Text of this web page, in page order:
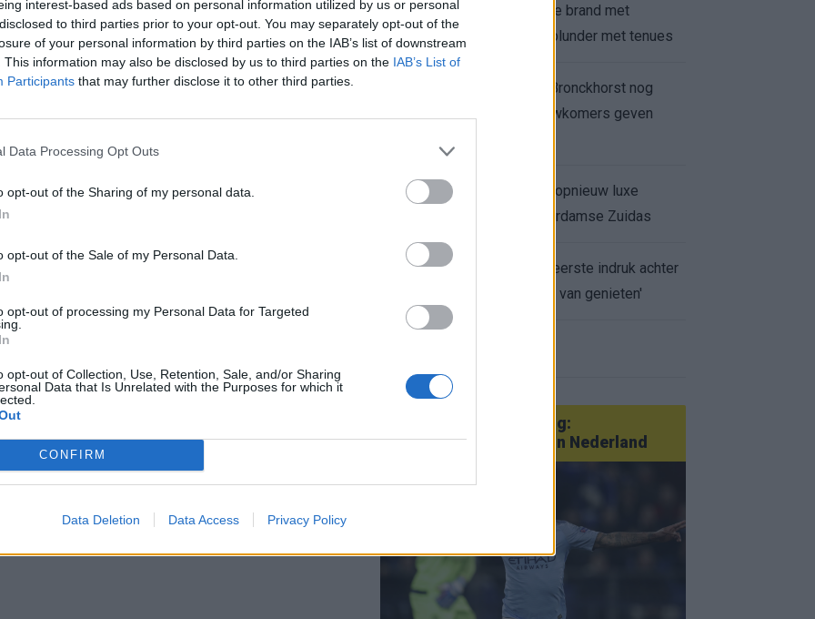
interest-based ads based on personal information utilized by us or personal
to third parties prior to your opt-out. You may separately opt-out of the
of your personal information by third parties on the IAB’s list of downstream
This information may also be disclosed by us to third parties on the IAB’s List of
Participants that may further disclose it to other third parties.
Data Processing Opt Outs
opt-out of the Sharing of my personal data.
opt-out of the Sale of my Personal Data.
opt-out of processing my Personal Data for Targeted
opt-out of Collection, Use, Retention, Sale, and/or Sharing
Data that Is Unrelated with the Purposes for which it
CONFIRM
Data Deletion Data Access Privacy Policy
na ruime zege op Vojvodina
naar Ajax - Vojvodina
van der Vaart en Sylvie Meis door de jaren heen
Ajax en FC Twente in Europa
"Kampioen met Jong Ajax"
geschiedenis met rode kaart in WK-finale
League? Dit zijn de belangrijke data
terugkeer: NEC onderzoekt komst van Ajax-icoon
17.
Ajax helpt Burnley uit de brand met
afgeknipte sokken na blunder met tenues
Feyenoord onder Van Bronckhorst nog
altijd ongeslagen: nieuwkomers geven
Hakim Ziyech verhuurt opnieuw luxe
appartement op Amsterdamse Zuidas
Marcos Leonardo laat eerste indruk achter
bij Ajax: 'Hier gaan fans van genieten'
Van Götze tot Sterling:
statementtransfers in Nederland